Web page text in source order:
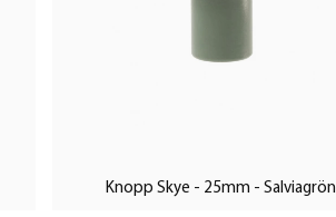
Knopp Skye - 25mm - Salviagrön